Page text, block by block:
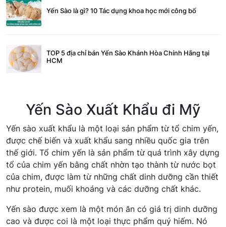
Yến Sào là gì? 10 Tác dụng khoa học mới công bố
TOP 5 địa chỉ bán Yến Sào Khánh Hòa Chính Hãng tại
HCM
Yến Sào Xuất Khẩu đi Mỹ
Yến sào xuất khẩu là một loại sản phẩm từ tổ chim yến,
được chế biến và xuất khẩu sang nhiều quốc gia trên
thế giới. Tổ chim yến là sản phẩm từ quá trình xây dựng
tổ của chim yến bằng chất nhờn tạo thành từ nước bọt
của chim, được làm từ những chất dinh dưỡng cần thiết
như protein, muối khoáng và các dưỡng chất khác.
Yến sào được xem là một món ăn có giá trị dinh dưỡng
cao và được coi là một loại thực phẩm quý hiếm. Nó